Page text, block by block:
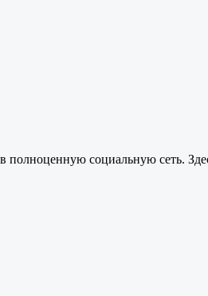
полноценную социальную сеть.